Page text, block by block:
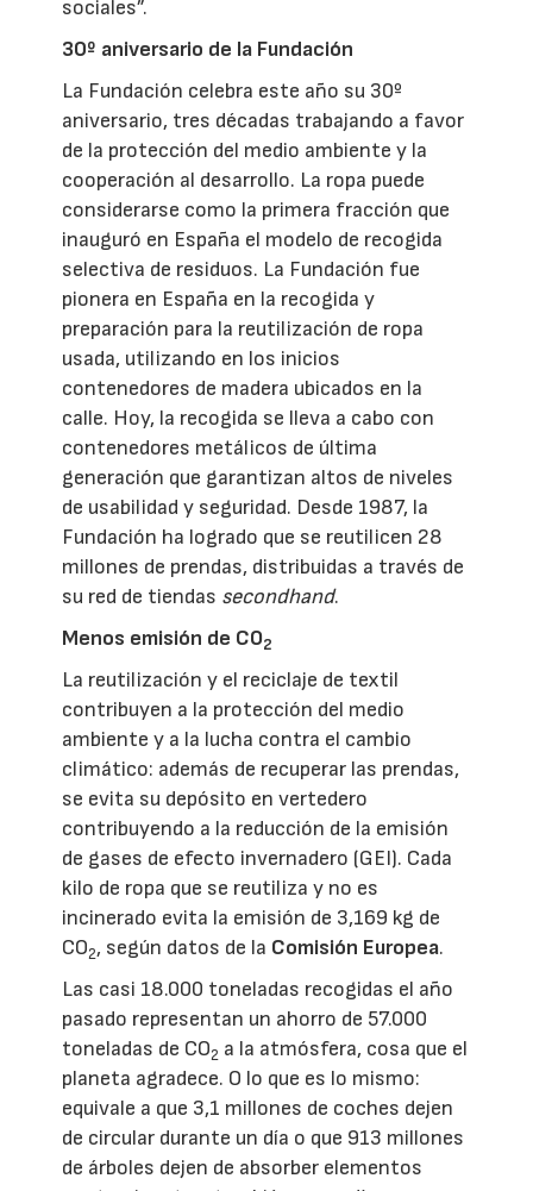
sociales”.
30º aniversario de la Fundación
La Fundación celebra este año su 30º
aniversario, tres décadas trabajando a favor
de la protección del medio ambiente y la
cooperación al desarrollo. La ropa puede
considerarse como la primera fracción que
inauguró en España el modelo de recogida
selectiva de residuos. La Fundación fue
pionera en España en la recogida y
preparación para la reutilización de ropa
usada, utilizando en los inicios
contenedores de madera ubicados en la
calle. Hoy, la recogida se lleva a cabo con
contenedores metálicos de última
generación que garantizan altos de niveles
de usabilidad y seguridad. Desde 1987, la
Fundación ha logrado que se reutilicen 28
millones de prendas, distribuidas a través de
su red de tiendas secondhand.
Menos emisión de CO2
La reutilización y el reciclaje de textil
contribuyen a la protección del medio
ambiente y a la lucha contra el cambio
climático: además de recuperar las prendas,
se evita su depósito en vertedero
contribuyendo a la reducción de la emisión
de gases de efecto invernadero (GEI). Cada
kilo de ropa que se reutiliza y no es
incinerado evita la emisión de 3,169 kg de
CO2, según datos de la Comisión Europea.
Las casi 18.000 toneladas recogidas el año
pasado representan un ahorro de 57.000
toneladas de CO2 a la atmósfera, cosa que el
planeta agradece. O lo que es lo mismo:
equivale a que 3,1 millones de coches dejen
de circular durante un día o que 913 millones
de árboles dejen de absorber elementos